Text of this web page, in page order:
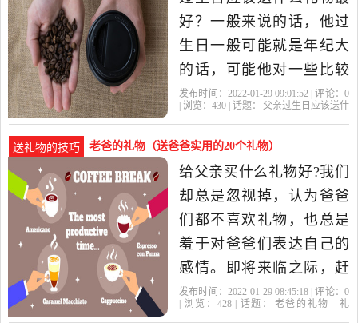
女操劳了一辈子，什么好
东...给爸爸
好？一般来说的话，他过
生日一般可能就是年纪大
的话，可能他对一些比较
实用性的礼物会比较的好
些茶叶啊，或者说送她一
些比较有用的按摩的一个
机器一汽啊，都是比较好
的，因为这些东西的话可
能使用价值比较高，
发布时间：2022-01-29 09:01:52 | 评论： 0
| 浏览： 430 | 话题：
父亲过生日应该送什
送礼物的技巧 老爸的礼物（送爸爸实用的20个礼物）
给父亲买什么礼物好?我们
却总是忽视掉，认为爸爸
们都不喜欢礼物，也总是
羞于对爸爸们表达自己的
感情。即将来临之际，赶
紧为父亲挑选一份精美的
发布时间：2022-01-29 08:45:18 | 评论： 0
| 浏览： 428| 话题： 老爸的礼物
礼